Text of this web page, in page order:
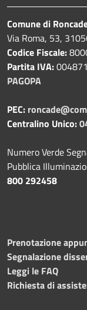
Comune di
Via Roma, 53,
Codice Fiscale:
Partita IVA:
PAGOPA
PEC:
Centralino Unico:
Numero Verde
Pubblica
800 292458
Prenotazione
Segnalazione
Leggi le FAQ
Richiesta di